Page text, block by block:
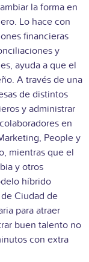
la forma en
Lo hace con
financieras
y
ayuda a que el
A través de una
de distintos
y administrar
en
People y
mientras que el
y otros
híbrido
Ciudad de
para atraer
buen talento no
con extra